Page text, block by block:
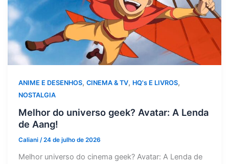
ANIME E DESENHOS,CINEMA & TV, HQ's E LIVROS,
NOSTALGIA
Melhor do universo geek? Avatar: A Lenda
de Aang!
Caliani/24 de julho de 2026
Melhor universo do cinema geek? Avatar: A Lenda de